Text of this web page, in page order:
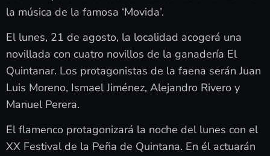
la música de la famosa ‘Movida’.
El lunes, 21 de agosto, la localidad acogerá una
novillada con cuatro novillos de la ganadería El
Quintanar. Los protagonistas de la faena serán Juan
Luis Moreno, Ismael Jiménez, Alejandro Rivero y
Manuel Perera.
El flamenco protagonizará la noche del lunes con el
XX Festival de la Peña de Quintana. En él actuarán